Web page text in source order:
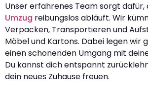
Unser erfahrenes Team sorgt dafür,
Umzug reibungslos abläuft. Wir
Verpacken, Transportieren und
Möbel und Kartons. Dabei legen wir
einen schonenden Umgang mit
Du kannst dich entspannt
dein neues Zuhause freuen.